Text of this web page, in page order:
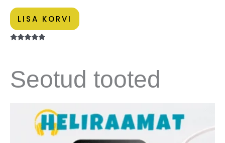
LISA KORVI
Seotud tooted